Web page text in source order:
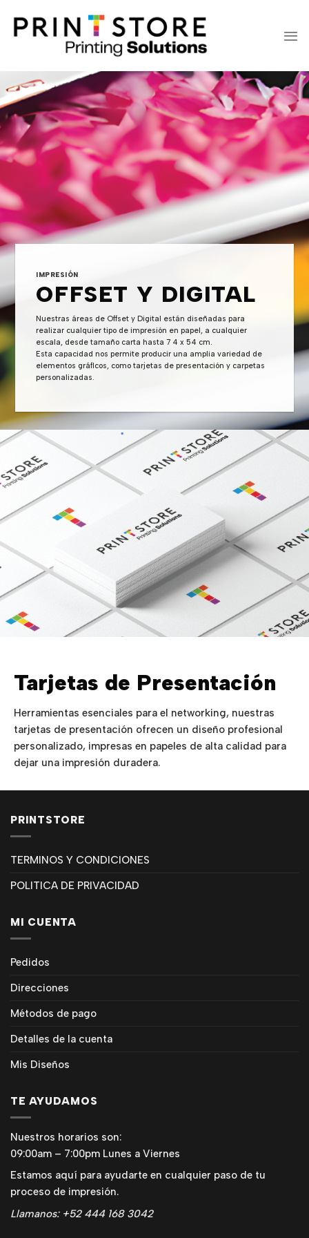
contenido
IMPRESIÓN
OFFSET Y DIGITAL
Nuestras áreas de Offset y Digital están diseñadas para
realizar cualquier tipo de impresión en papel, a cualquier
escala, desde tamaño carta hasta 7 4 x 54 cm.
Esta capacidad nos permite producir una amplia variedad de
elementos gráflcos, como tarjetas de presentación y carpetas
personalizadas.
Tarjetas de Presentación
Herramientas esenciales para el networking, nuestras
tarjetas de presentación ofrecen un diseño profesional
personalizado, impresas en papeles de alta calidad para
dejar una impresión duradera.
ETIQUETAS
Etiquetas adaptadas a cualquier diseño, recortadas con
precisión en la forma deseada, ideales para destacar tu
marca con un toque único y profesional
PRINTSTORE
TERMINOS Y CONDICIONES
POLITICA DE PRIVACIDAD
MI CUENTA
Pedidos
Direcciones
Métodos de pago
Detalles de la cuenta
Mis Diseños
TE AYUDAMOS
Nuestros horarios son:
09:00am – 7:00pm Lunes a Viernes
Estamos aquí para ayudarte en cualquier paso de tu
proceso de impresión.
Llamanos: +52 444 168 3042